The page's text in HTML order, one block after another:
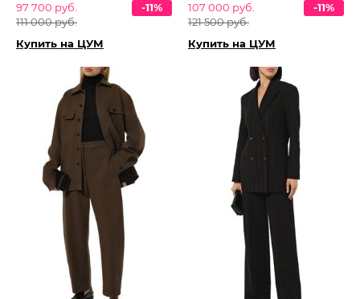
97 700 руб.
111 000 руб.
-11%
Купить на ЦУМ
107 000 руб.
121 500 руб.
-11%
Купить на ЦУМ